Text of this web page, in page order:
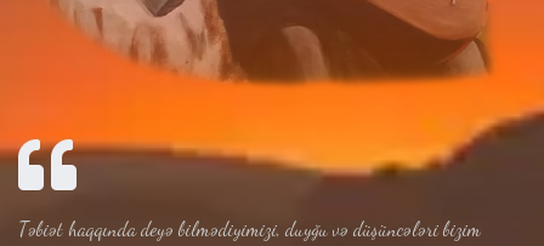
Təbiət haqqında deyə bilmədiyimizi, duyğu və düşüncələri bizim